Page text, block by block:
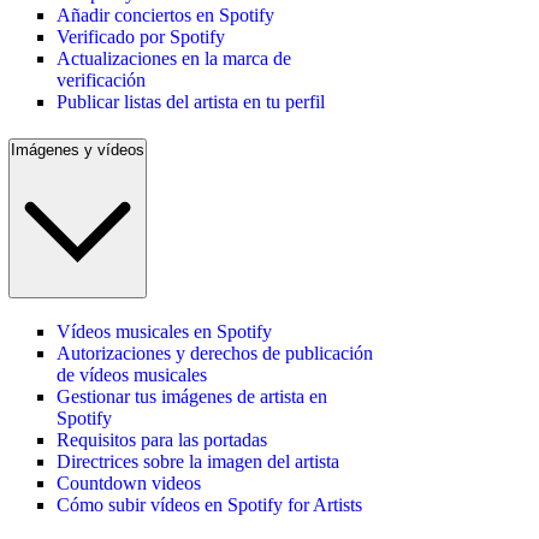
Añadir conciertos en Spotify
Verificado por Spotify
Actualizaciones en la marca de
verificación
Publicar listas del artista en tu perfil
Imágenes y vídeos
Vídeos musicales en Spotify
Autorizaciones y derechos de publicación
de vídeos musicales
Gestionar tus imágenes de artista en
Spotify
Requisitos para las portadas
Directrices sobre la imagen del artista
Countdown videos
Cómo subir vídeos en Spotify for Artists